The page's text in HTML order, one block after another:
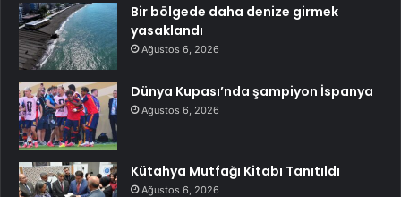
Bir bölgede daha denize girmek
yasaklandı
Ağustos 6, 2026
Dünya Kupası’nda şampiyon İspanya
Ağustos 6, 2026
Kütahya Mutfağı Kitabı Tanıtıldı
Ağustos 6, 2026